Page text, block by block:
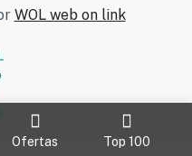
Ofertas Top 100
WOL web on link